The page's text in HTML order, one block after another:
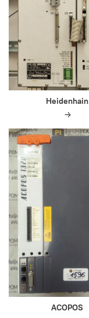
Heidenhain
ACOPOS